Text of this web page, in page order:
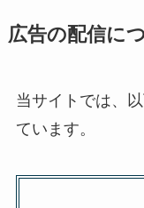
広告の配信に
当サイトでは、
ています。